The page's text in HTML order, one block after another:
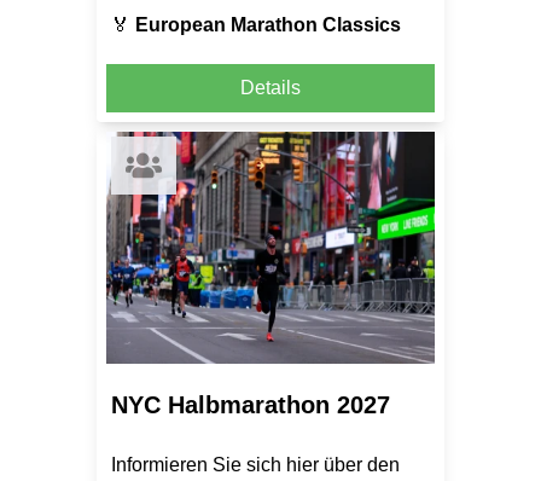
🏅 European Marathon Classics
Details
NYC Halbmarathon 2027
Informieren Sie sich hier über den